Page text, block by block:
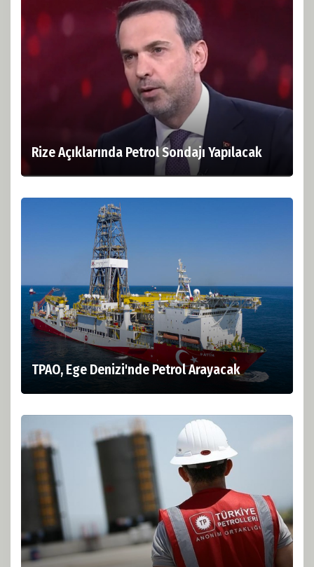
Rize Açıklarında Petrol Sondajı Yapılacak
TPAO, Ege Denizi'nde Petrol Arayacak